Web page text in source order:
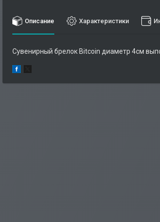
Описание Характеристики
Сувенирный брелок Bitcoin диаметр 4см